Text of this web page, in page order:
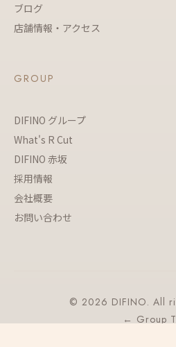
ブログ
店舗情報・アクセス
GROUP
DIFINO グループ
What's R Cut
DIFINO 赤坂
採用情報
会社概要
お問い合わせ
© 2026 DIFINO. All
← Group